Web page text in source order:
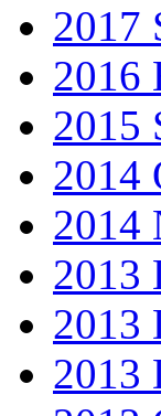
2017
2016
2015
2014
2014
2013
2013
2013